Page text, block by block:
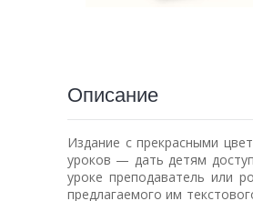
Описание
Издание с прекрасными
уроков — дать детям
уроке преподаватель или
предлагаемого им